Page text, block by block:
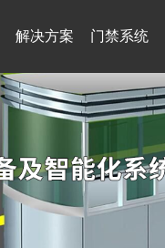
解决方案 门禁系统